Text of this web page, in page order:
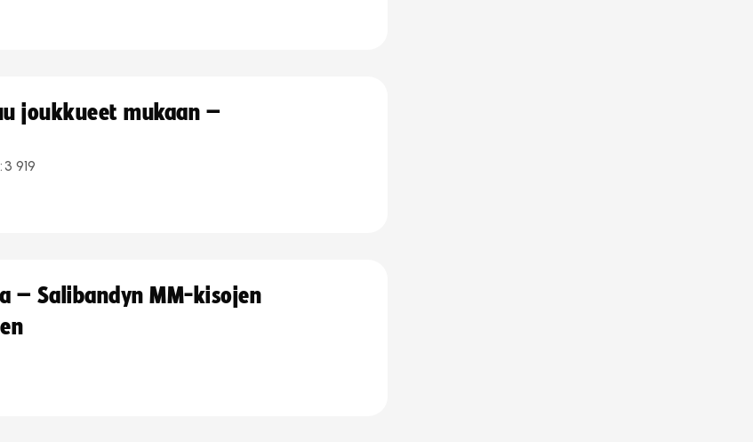
joukkueet mukaan –
3 919
– Salibandyn MM-kisojen